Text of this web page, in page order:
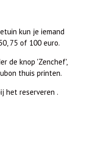
kun je iemand
75 of 100 euro.
de knop 'Zenchef',
thuis printen.
het reserveren .